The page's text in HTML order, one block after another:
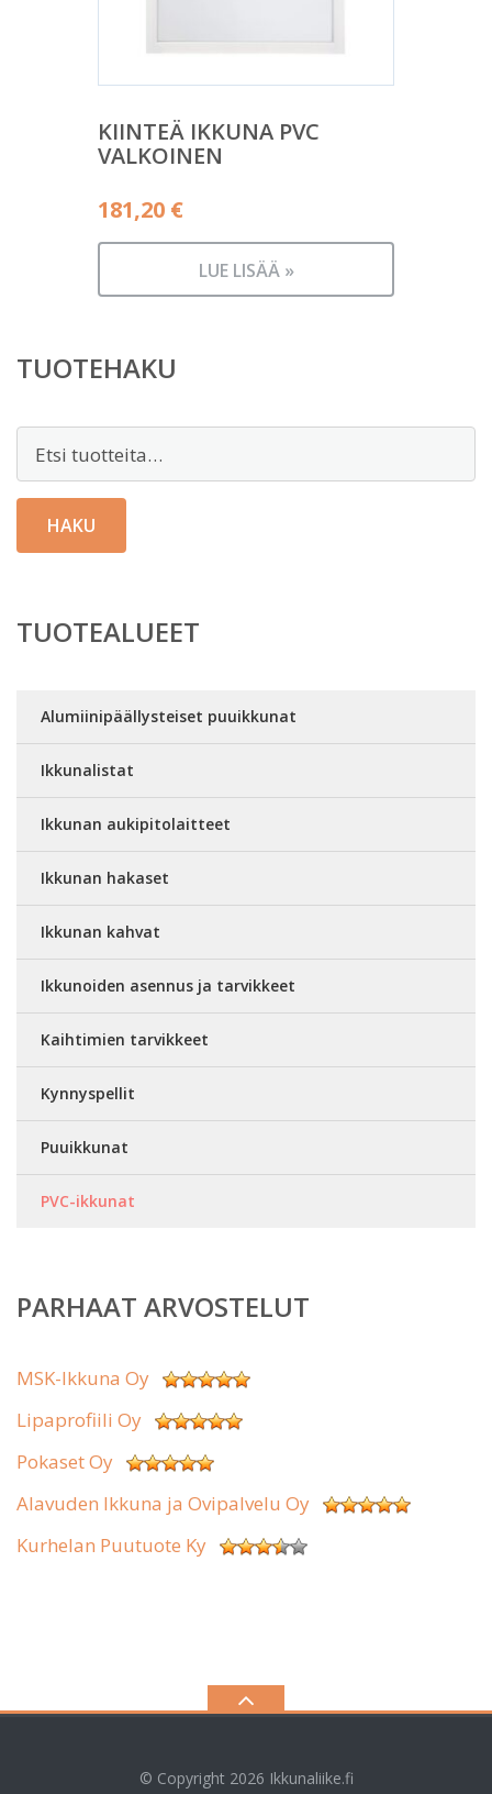
KIINTEÄ IKKUNA PVC
VALKOINEN
181,20 €
LUE LISÄÄ »
TUOTEHAKU
HAKU
TUOTEALUEET
Alumiinipäällysteiset puuikkunat
Ikkunalistat
Ikkunan aukipitolaitteet
Ikkunan hakaset
Ikkunan kahvat
Ikkunoiden asennus ja tarvikkeet
Kaihtimien tarvikkeet
Kynnyspellit
Puuikkunat
PVC-ikkunat
PARHAAT ARVOSTELUT
MSK-Ikkuna Oy
Lipaprofiili Oy
Pokaset Oy
Alavuden Ikkuna ja Ovipalvelu Oy
Kurhelan Puutuote Ky
© Copyright 2026 Ikkunaliike.fi